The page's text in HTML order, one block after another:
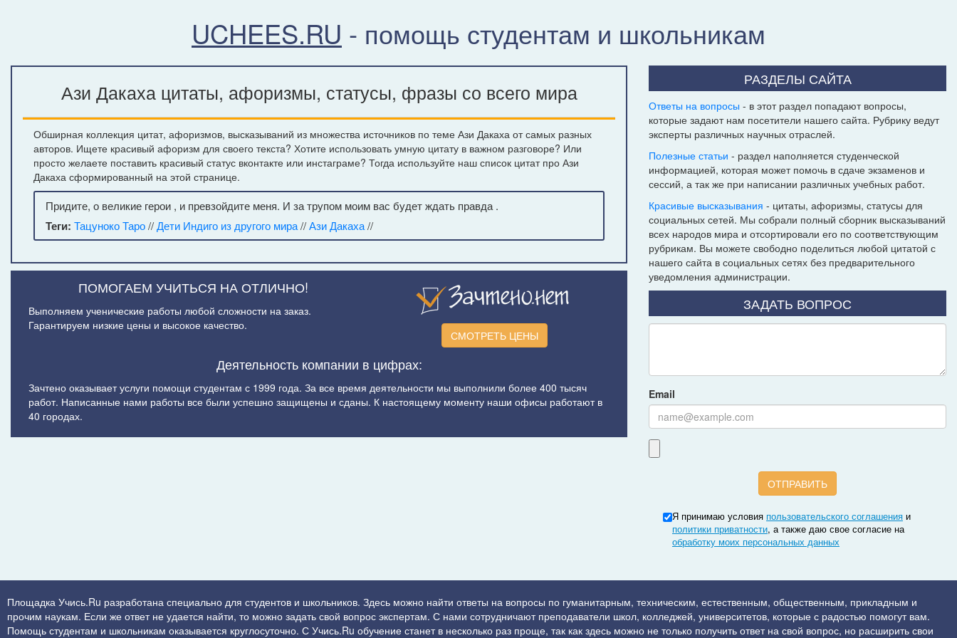
UCHEES.RU - помощь студентам и школьникам
Ази Дакаха цитаты, афоризмы, статусы, фразы со всего мира
Обширная коллекция цитат, афоризмов, высказываний из множества источников по теме Ази Дакаха от самых разных
авторов. Ищете красивый афоризм для своего текста? Хотите использовать умную цитату в важном разговоре? Или
просто желаете поставить красивый статус вконтакте или инстаграме? Тогда используйте наш список цитат про Ази
Дакаха сформированный на этой странице.
Придите, о великие герои , и превзойдите меня. И за трупом моим вас будет ждать правда .
Теги: Тацуноко Таро//Дети Индиго из другого мира//Ази Дакаха//
ПОМОГАЕМ УЧИТЬСЯ НА ОТЛИЧНО!
Выполняем ученические работы любой сложности на заказ.
Гарантируем низкие цены и высокое качество.
СМОТРЕТЬ ЦЕНЫ
Деятельность компании в цифрах:
Зачтено оказывает услуги помощи студентам с 1999 года. За все время деятельности мы выполнили более 400 тысяч
работ. Написанные нами работы все были успешно защищены и сданы. К настоящему моменту наши офисы работают в
40 городах.
РАЗДЕЛЫ САЙТА
Ответы на вопросы - в этот раздел попадают вопросы,
которые задают нам посетители нашего сайта. Рубрику ведут
эксперты различных научных отраслей.
Полезные статьи - раздел наполняется студенческой
информацией, которая может помочь в сдаче экзаменов и
сессий, а так же при написании различных учебных работ.
Красивые высказывания - цитаты, афоризмы, статусы для
социальных сетей. Мы собрали полный сборник высказываний
всех народов мира и отсортировали его по соответствующим
рубрикам. Вы можете свободно поделиться любой цитатой с
нашего сайта в социальных сетях без предварительного
уведомления администрации.
ЗАДАТЬ ВОПРОС
Email
Я принимаю условия пользовательского соглашения и
политики приватности, а также даю свое согласие на
обработку моих персональных данных
Площадка Учись.Ru разработана специально для студентов и школьников. Здесь можно найти ответы на вопросы по гуманитарным, техническим, естественным, общественным, прикладным и
прочим наукам. Если же ответ не удается найти, то можно задать свой вопрос экспертам. С нами сотрудничают преподаватели школ, колледжей, университетов, которые с радостью помогут вам.
Помощь студентам и школьникам оказывается круглосуточно. С Учись.Ru обучение станет в несколько раз проще, так как здесь можно не только получить ответ на свой вопрос, но расширить свои